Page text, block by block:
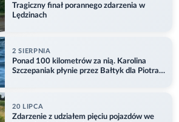
Tragiczny finał porannego zdarzenia w
Lędzinach
2 SIERPNIA
Ponad 100 kilometrów za nią. Karolina
Szczepaniak płynie przez Bałtyk dla Piotra.
20 LIPCA
Zdarzenie z udziałem pięciu pojazdów we